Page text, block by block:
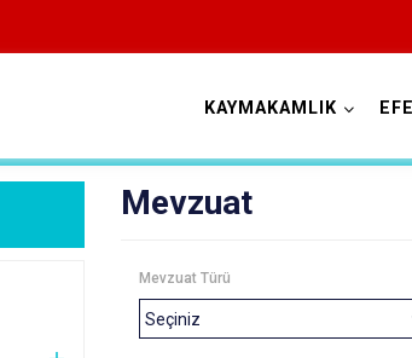
KAYMAKAMLIK
Mevzuat
Mevzuat Türü